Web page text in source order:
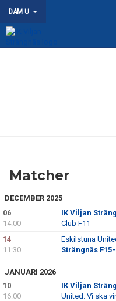
DAM U
KONTAKT
Matcher
DECEMBER 2025
06
14:00
IK Viljan
Club F11
14
11:30
Eskilstuna
Strängnäs
JANUARI 2026
10
16:00
IK Viljan
United. Vi ska